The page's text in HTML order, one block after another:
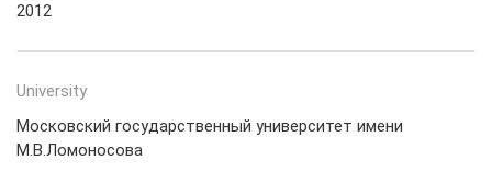
2012
University
Московский государственный университет имени
М.В.Ломоносова